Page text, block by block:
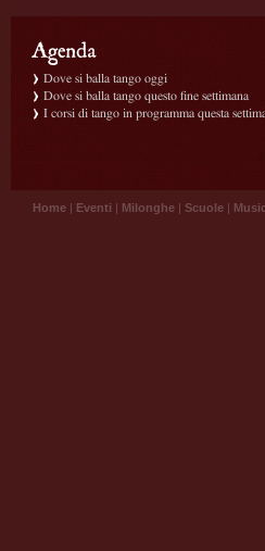
Dove si balla tango oggi
Dove si balla tango questo fine settimana
I corsi di tango in programma questa
Home | Eventi | Milonghe | Scuole |